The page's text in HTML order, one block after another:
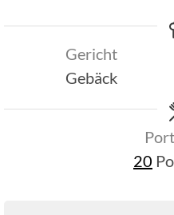
Gericht
Gebäck
20